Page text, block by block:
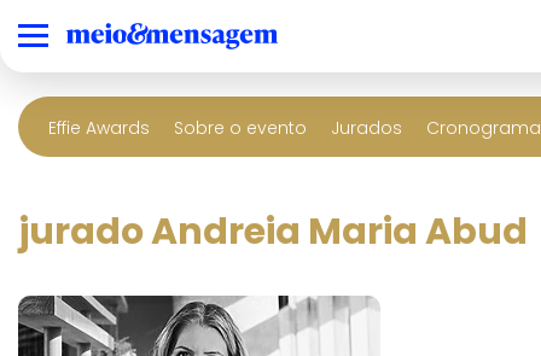
Effie Awards Sobre o evento Jurados
jurado Andreia Maria Abud